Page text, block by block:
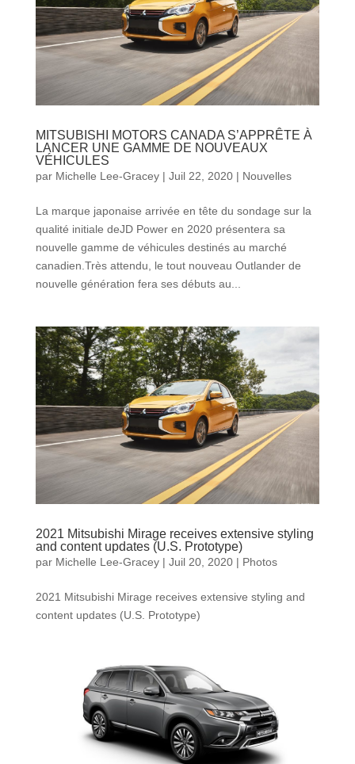
MITSUBISHI MOTORS CANADA S’APPRÊTE À
LANCER UNE GAMME DE NOUVEAUX
VÉHICULES
par Michelle Lee-Gracey| Juil 22, 2020| Nouvelles
La marque japonaise arrivée en tête du sondage sur la
qualité initiale deJD Power en 2020 présentera sa
nouvelle gamme de véhicules destinés au marché
canadien.Très attendu, le tout nouveau Outlander de
nouvelle génération fera ses débuts au...
2021 Mitsubishi Mirage receives extensive styling
and content updates (U.S. Prototype)
par Michelle Lee-Gracey| Juil 20, 2020| Photos
2021 Mitsubishi Mirage receives extensive styling and
content updates (U.S. Prototype)